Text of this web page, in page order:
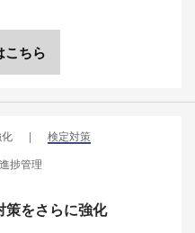
こちら
検定対策
捗管理
策をさらに強化